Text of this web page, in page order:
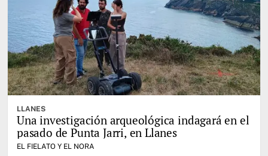
LLANES
Una investigación arqueológica indagará en el
pasado de Punta Jarri, en Llanes
EL FIELATO Y EL NORA